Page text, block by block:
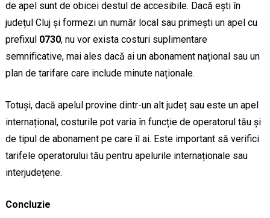
de apel sunt de obicei destul de accesibile. Dacă ești în
județul Cluj și formezi un număr local sau primești un apel cu
prefixul 0730, nu vor exista costuri suplimentare
semnificative, mai ales dacă ai un abonament național sau un
plan de tarifare care include minute naționale.
Totuși, dacă apelul provine dintr-un alt județ sau este un apel
internațional, costurile pot varia în funcție de operatorul tău și
de tipul de abonament pe care îl ai. Este important să verifici
tarifele operatorului tău pentru apelurile internaționale sau
interjudețene.
Concluzie